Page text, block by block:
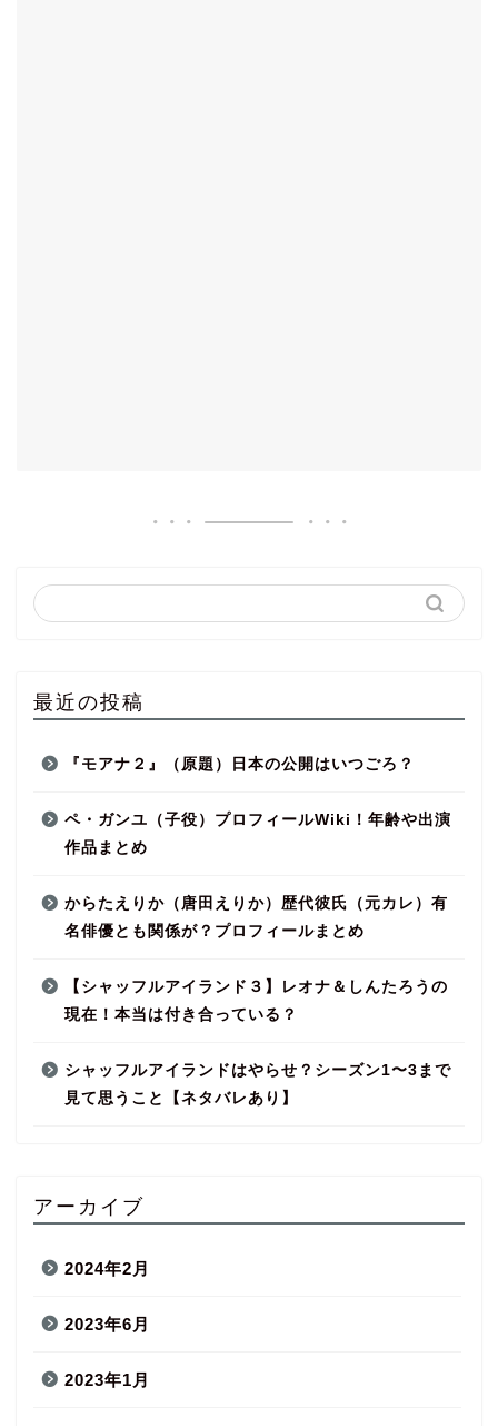
最近の投稿
『モアナ２』（原題）日本の公開はいつごろ？
ペ・ガンユ（子役）プロフィールWiki！年齢や出演
作品まとめ
からたえりか（唐田えりか）歴代彼氏（元カレ）有
名俳優とも関係が？プロフィールまとめ
【シャッフルアイランド３】レオナ＆しんたろうの
現在！本当は付き合っている？
シャッフルアイランドはやらせ？シーズン1〜3まで
見て思うこと【ネタバレあり】
アーカイブ
2024年2月
2023年6月
2023年1月